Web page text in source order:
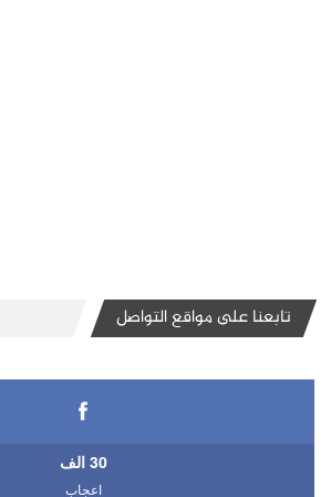
تابعنا على مواقع التواصل
30 الف
اعجاب